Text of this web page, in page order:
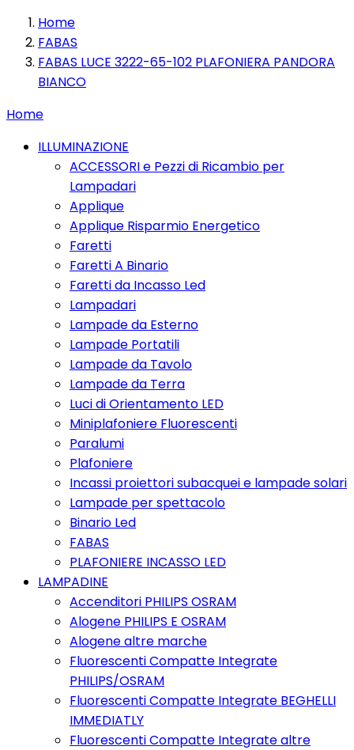
Home
FABAS
FABAS LUCE 3222-65-102 PLAFONIERA PANDORA
BIANCO
Home
ILLUMINAZIONE
ACCESSORI e Pezzi di Ricambio per
Lampadari
Applique
Applique Risparmio Energetico
Faretti
Faretti A Binario
Faretti da Incasso Led
Lampadari
Lampade da Esterno
Lampade Portatili
Lampade da Tavolo
Lampade da Terra
Luci di Orientamento LED
Miniplafoniere Fluorescenti
Paralumi
Plafoniere
Incassi proiettori subacquei e lampade solari
Lampade per spettacolo
Binario Led
FABAS
PLAFONIERE INCASSO LED
LAMPADINE
Accenditori PHILIPS OSRAM
Alogene PHILIPS E OSRAM
Alogene altre marche
Fluorescenti Compatte Integrate
PHILIPS/OSRAM
Fluorescenti Compatte Integrate BEGHELLI
IMMEDIATLY
Fluorescenti Compatte Integrate altre